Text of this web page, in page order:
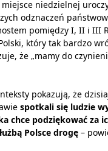
niedzielnej
odznaczeń
pomiędzy I, II i III
który tak bardzo
że „mamy do
pokazują, że
spotkali się ludzie
chce podziękować za
Polsce drogę –